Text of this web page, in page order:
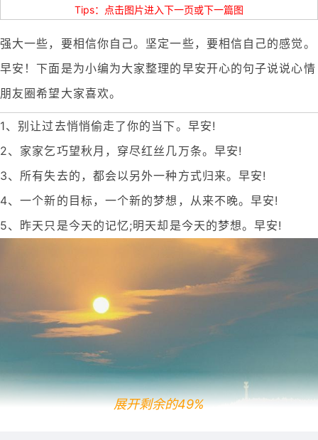
Tips：点击图片进入下一页或下一篇图
强大一些，要相信你自己。坚定一些，要相信自己的感觉。
早安！下面是为小编为大家整理的早安开心的句子说说心情
朋友圈希望大家喜欢。
1、别让过去悄悄偷走了你的当下。早安!
2、家家乞巧望秋月，穿尽红丝几万条。早安!
3、所有失去的，都会以另外一种方式归来。早安!
4、一个新的目标，一个新的梦想，从来不晚。早安!
5、昨天只是今天的记忆;明天却是今天的梦想。早安!
展开剩余的49%